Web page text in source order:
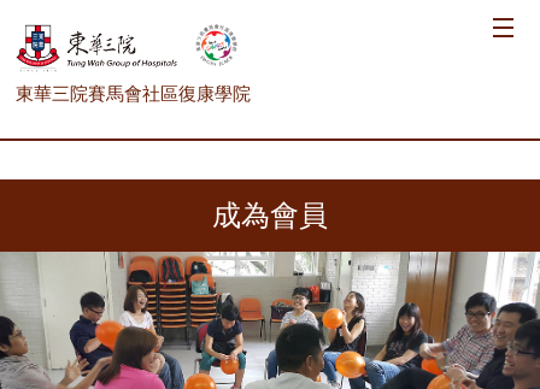
東華三院賽馬會社區復康學院
成為會員